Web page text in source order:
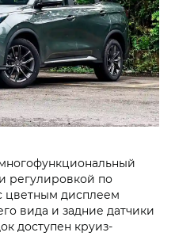
регулировкой по
цветным дисплеем
вида и задние датчики
доступен круиз-